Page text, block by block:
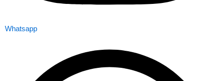
Whatsapp